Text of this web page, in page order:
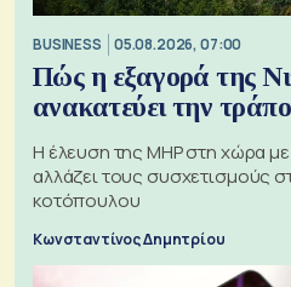
BUSINESS 05.08.2026, 07:00
Πώς η εξαγορά της
ανακατεύει την
H έλευση της MHP στη χώρα
αλλάζει τους συσχετισμούς
κοτόπουλου
Κωνσταντίνος Δημητρίου